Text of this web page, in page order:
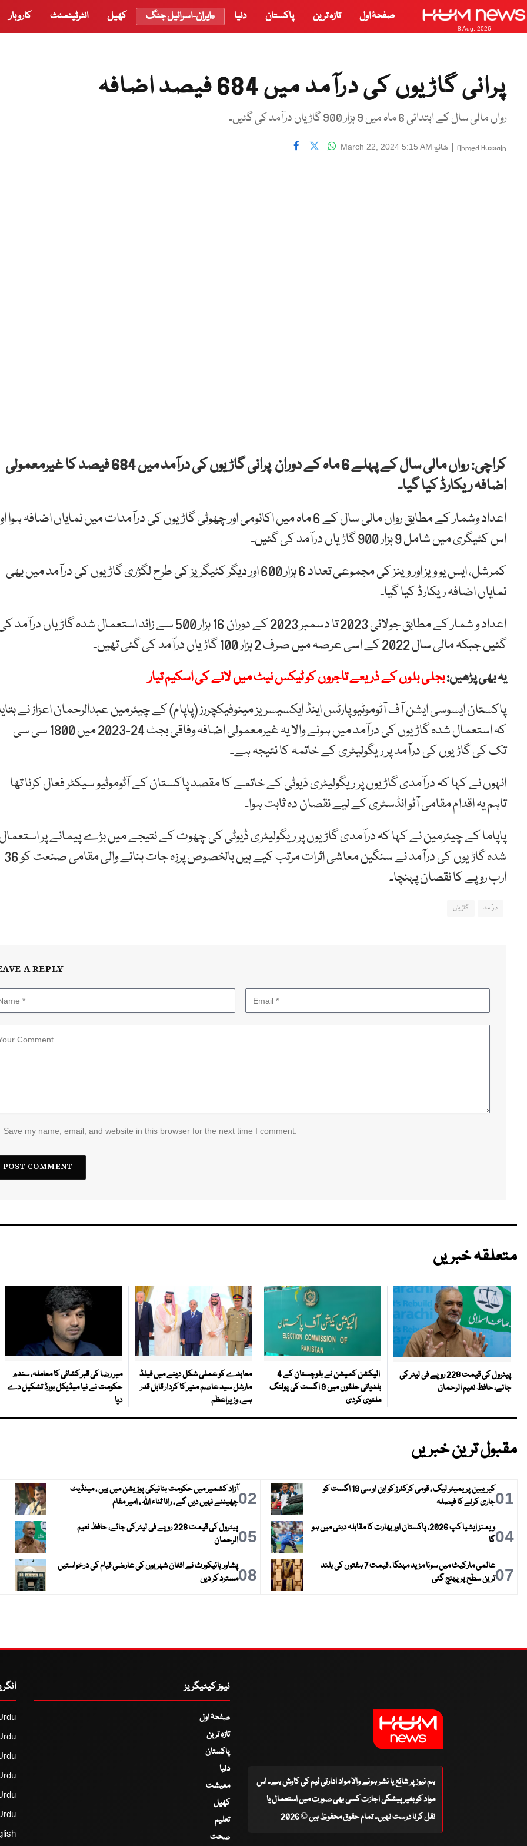
8 Aug, 2026
صفحۂ اول تازہ ترین پاکستان دنیا ایران-اسرائیل جنگ کھیل انٹرٹینمنٹ کاروبار
پرانی گاڑیوں کی درآمد میں 684 فیصد اضافہ
رواں مالی سال کے ابتدائی 6 ماہ میں 9 ہزار 900 گاڑیاں درآمد کی گئیں۔
Ahmed Hussain
| شائع March 22, 2024 5:15 AM
کراچی:
رواں مالی سال کے پہلے 6 ماہ کے دوران پرانی گاڑیوں کی درآمد میں 684 فیصد کا غیرمعمولی
اضافہ ریکارڈ کیا گیا۔
اعداد وشمار کے مطابق رواں مالی سال کے 6 ماہ میں اکانومی اور چھوٹی گاڑیوں کی درآمدات میں نمایاں اضافہ ہوا
اس کٹیگری میں شامل 9 ہزار 900 گاڑیاں درآمد کی گئیں۔
کمرشل، ایس یو ویز اور وینز کی مجموعی تعداد 6 ہزار 600 اور دیگر کٹیگریز کی طرح لگژری گاڑیوں کی درآمد میں بھی
نمایاں اضافہ ریکارڈ کیا گیا۔
اعداد و شمار کے مطابق جولائی 2023 تا دسمبر 2023 کے دوران 16 ہزار 500 سے زائد استعمال شدہ گاڑیاں
گئیں جبکہ مالی سال 2022 کے اسی عرصہ میں صرف 2 ہزار 100 گاڑیاں درآمد کی گئی تھیں۔
یہ بھی پڑھیں:بجلی بلوں کے ذریعے تاجروں کو ٹیکس نیٹ میں لانے کی اسکیم تیار
پاکستان ایسوسی ایشن آف آٹوموٹیو پارٹس اینڈ ایکسیسریز مینوفیکچررز (پاپام) کے چیئرمین عبدالرحمان اعزاز نے
کہ استعمال شدہ گاڑیوں کی درآمد میں ہونے والا یہ غیرمعمولی اضافہ وفاقی بجٹ 24-2023 میں 1800 سی سی
تک کی گاڑیوں کی درآمد پر ریگولیٹری کے خاتمہ کا نتیجہ ہے۔
انہوں نے کہا کہ درآمدی گاڑیوں پر ریگولیٹری ڈیوٹی کے خاتمے کا مقصد پاکستان کے آٹوموٹیو سیکٹر فعال کرنا تھا
تاہم یہ اقدام مقامی آٹو انڈسٹری کے لیے نقصان دہ ثابت ہوا۔
پاپاما کے چیئرمین نے کہا کہ درآمدی گاڑیوں پر ریگولیٹری ڈیوٹی کی چھوٹ کے نتیجے میں بڑے پیمانے پر
شدہ گاڑیوں کی درآمد نے سنگین معاشی اثرات مرتب کیے ہیں بالخصوص پرزہ جات بنانے والی مقامی صنعت کو 36
ارب روپے کا نقصان پہنچا۔
درآمد گاڑیاں
A REPLY
Save my name, email, and website in this browser for the next time I comment.
متعلقہ خبریں
پیٹرول کی قیمت 228 روپے فی لیٹر کی
جائے، حافظ نعیم الرحمان
الیکشن کمیشن نے بلوچستان کے 4
بلدیاتی حلقوں میں 9 اگست کی پولنگ
ملتوی کردی
معاہدے کو عملی شکل دینے میں فیلڈ
مارشل سید عاصم منیر کا کردار قابل قدر
ہے، وزیراعظم
میر رضا کی قبر کشائی کا معاملہ، سندھ
حکومت نے نیا میڈیکل بورڈ تشکیل دے
دیا
مقبول ترین خبریں
01
کیریبین پریمیئر لیگ ، قومی کرکٹرز کو این او سی 19 اگست کو
جاری کرنے کا فیصلہ
02آزاد کشمیر میں حکومت بنانیکی پوزیشن میں ہیں ، مینڈیٹ
چھیننے نہیں دیں گے ، رانا ثناء اللہ ، امیر مقام
04
ویمنز ایشیا کپ 2026، پاکستان اور بھارت کا مقابلہ دبئی میں ہو
گا
05
پیٹرول کی قیمت 228 روپے فی لیٹر کی جائے، حافظ نعیم
الرحمان
07
عالمی مارکیٹ میں سونا مزید مہنگا ، قیمت 7 ہفتوں کی بلند
ترین سطح پر پہنچ گئی
08پشاور ہائیکورٹ نے افغان شہریوں کی عارضی قیام کی درخواستیں
مسترد کر دیں
ہم نیوز پر شائع یا نشر ہونے والا مواد ادارتی ٹیم کی کاوش ہے۔ اس
مواد کو بغیر پیشگی اجازت کسی بھی صورت میں استعمال یا
نقل کرنا درست نہیں۔ تمام حقوق محفوظ ہیں © 2026
نیوز کیٹیگریز
صفحۂ اول
تازہ ترین
پاکستان
دنیا
معیشت
کھیل
تعلیم
صحت